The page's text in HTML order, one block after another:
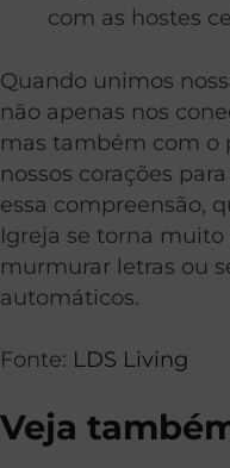
com as hostes
Quando unimos
não apenas nos
mas também com o
nossos corações
essa compreensão,
Igreja se torna
murmurar letras ou
automáticos.
Fonte: LDS Living
Veja